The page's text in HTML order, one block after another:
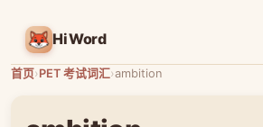
HiWord
首页›PET 考试词汇›ambition